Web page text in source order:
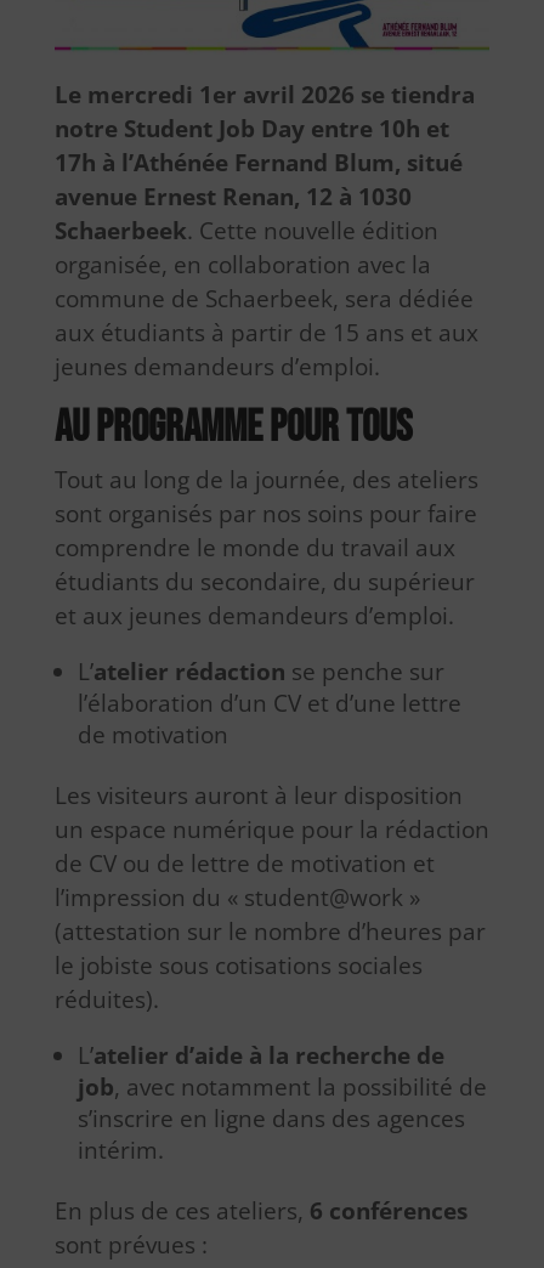
Le mercredi 1er avril 2026 se tiendra
notre Student Job Day entre 10h et
17h à l’Athénée Fernand Blum, situé
avenue Ernest Renan, 12 à 1030
Schaerbeek. Cette nouvelle édition
organisée, en collaboration avec la
commune de Schaerbeek, sera dédiée
aux étudiants à partir de 15 ans et aux
jeunes demandeurs d’emploi.
Au programme pour tous
Tout au long de la journée, des ateliers
sont organisés par nos soins pour faire
comprendre le monde du travail aux
étudiants du secondaire, du supérieur
et aux jeunes demandeurs d’emploi.
L’atelier rédaction se penche sur
l’élaboration d’un CV et d’une lettre
de motivation
Les visiteurs auront à leur disposition
un espace numérique pour la rédaction
de CV ou de lettre de motivation et
l’impression du « student@work »
(attestation sur le nombre d’heures par
le jobiste sous cotisations sociales
réduites).
L’atelier d’aide à la recherche de
job, avec notamment la possibilité de
s’inscrire en ligne dans des agences
intérim.
En plus de ces ateliers, 6 conférences
sont prévues :